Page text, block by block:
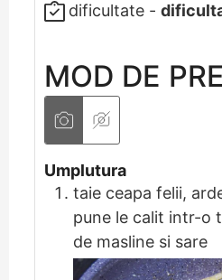
dificultate -
MOD DE
Umplutura
taie ceapa felii,
pune le calit intr-o
de masline si sare